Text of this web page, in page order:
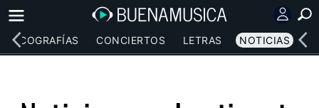
DISCOGRAFÍAS CONCIERTOS LETRAS NOTICIAS